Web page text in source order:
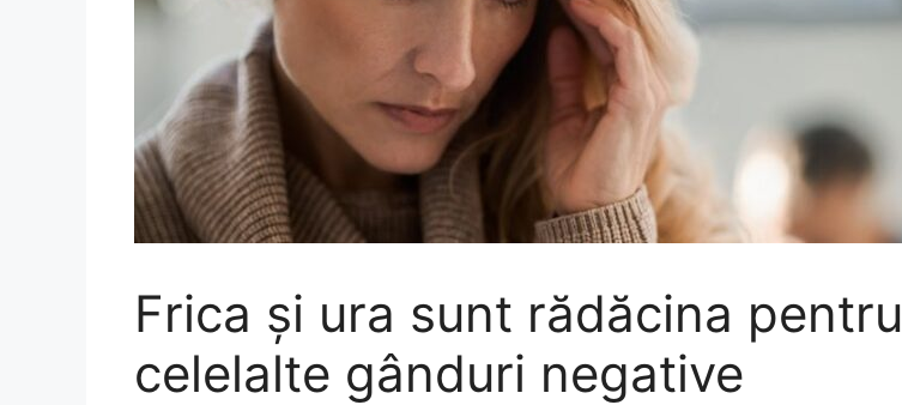
Frica și ura sunt rădăcina pentru
celelalte gânduri negative